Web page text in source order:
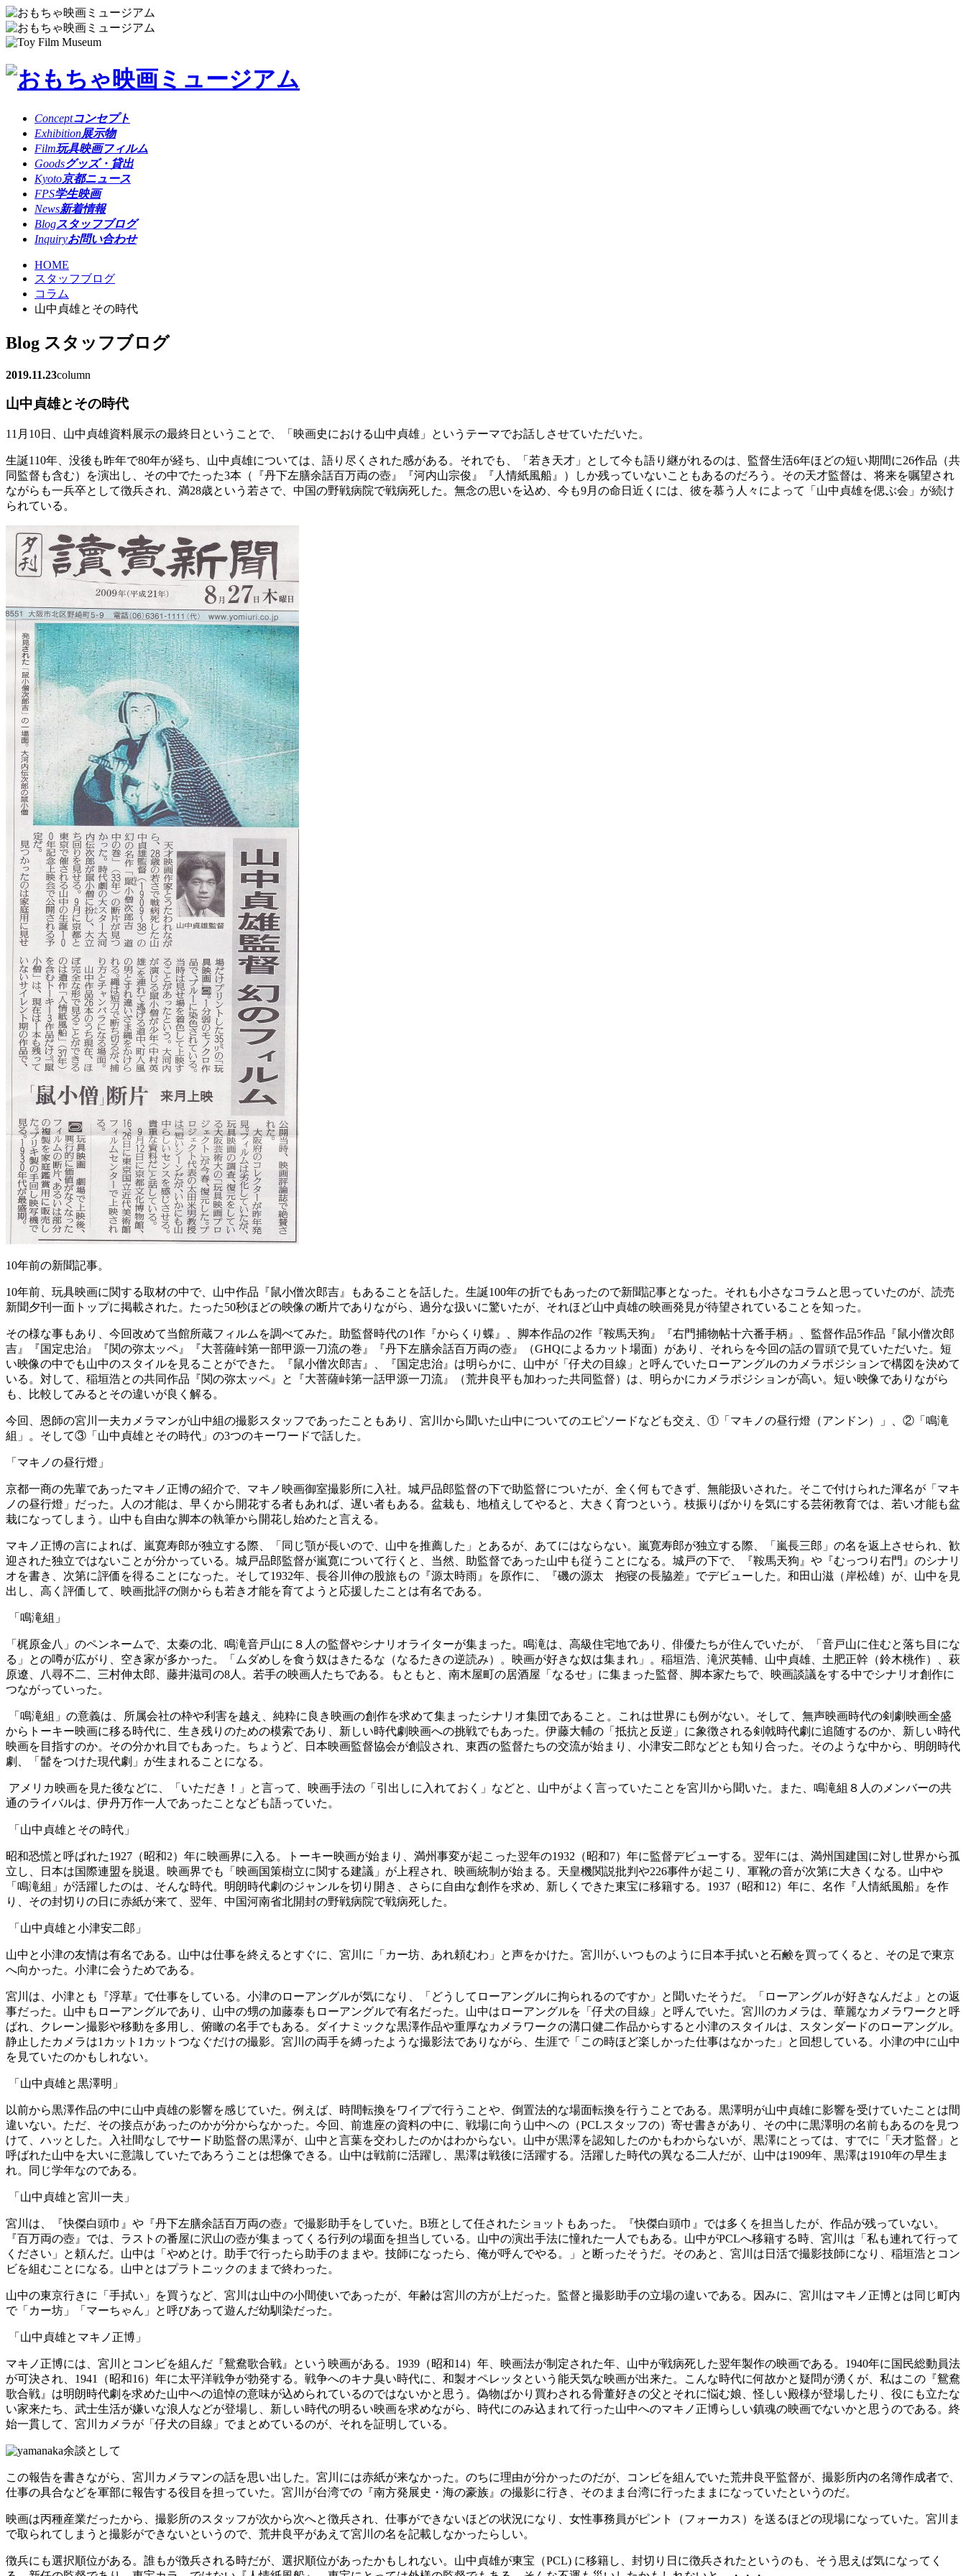
Conceptコンセプト
Exhibition展示物
Film玩具映画フィルム
Goodsグッズ・貸出
Kyoto京都ニュース
FPS学生映画
News新着情報
Blogスタッフブログ
Inquiryお問い合わせ
HOME
スタッフブログ
コラム
山中貞雄とその時代
Blog スタッフブログ
2019.11.23column
山中貞雄とその時代
11月10日、山中貞雄資料展示の最終日ということで、「映画史における山中貞雄」というテーマでお話しさせていただいた。
生誕110年、没後も昨年で80年が経ち、山中貞雄については、語り尽くされた感がある。それでも、「若き天才」として今も語り継がれるのは、監督生活6年ほどの短い期間に26作品（共
同監督も含む）を演出し、その中でたった3本（『丹下左膳余話百万両の壺』『河内山宗俊』『人情紙風船』）しか残っていないこともあるのだろう。その天才監督は、将来を嘱望され
ながらも一兵卒として徴兵され、満28歳という若さで、中国の野戦病院で戦病死した。無念の思いを込め、今も9月の命日近くには、彼を慕う人々によって「山中貞雄を偲ぶ会」が続け
られている。
10年前の新聞記事。
10年前、玩具映画に関する取材の中で、山中作品『鼠小僧次郎吉』もあることを話した。生誕100年の折でもあったので新聞記事となった。それも小さなコラムと思っていたのが、読売
新聞夕刊一面トップに掲載された。たった50秒ほどの映像の断片でありながら、過分な扱いに驚いたが、それほど山中貞雄の映画発見が待望されていることを知った。
その様な事もあり、今回改めて当館所蔵フィルムを調べてみた。助監督時代の1作『からくり蝶』、脚本作品の2作『鞍馬天狗』『右門捕物帖十六番手柄』、監督作品5作品『鼠小僧次郎
吉』『国定忠治』『関の弥太ッペ』『大菩薩峠第一部甲源一刀流の巻』『丹下左膳余話百万両の壺』（GHQによるカット場面）があり、それらを今回の話の冒頭で見ていただいた。短
い映像の中でも山中のスタイルを見ることができた。『鼠小僧次郎吉』、『国定忠治』は明らかに、山中が「仔犬の目線」と呼んでいたローアングルのカメラポジションで構図を決めて
いる。対して、稲垣浩との共同作品『関の弥太ッペ』と『大菩薩峠第一話甲源一刀流』（荒井良平も加わった共同監督）は、明らかにカメラポジションが高い。短い映像でありながら
も、比較してみるとその違いが良く解る。
今回、恩師の宮川一夫カメラマンが山中組の撮影スタッフであったこともあり、宮川から聞いた山中についてのエピソードなども交え、①「マキノの昼行燈（アンドン）」、②「鳴滝
組」。そして③「山中貞雄とその時代」の3つのキーワードで話した。
「マキノの昼行燈」
京都一商の先輩であったマキノ正博の紹介で、マキノ映画御室撮影所に入社。城戸品郎監督の下で助監督についたが、全く何もできず、無能扱いされた。そこで付けられた渾名が「マキ
ノの昼行燈」だった。人の才能は、早くから開花する者もあれば、遅い者もある。盆栽も、地植えしてやると、大きく育つという。枝振りばかりを気にする芸術教育では、若い才能も盆
栽になってしまう。山中も自由な脚本の執筆から開花し始めたと言える。
マキノ正博の言によれば、嵐寛寿郎が独立する際、「同じ顎が長いので、山中を推薦した」とあるが、あてにはならない。嵐寛寿郎が独立する際、「嵐長三郎」の名を返上させられ、歓
迎された独立ではないことが分かっている。城戸品郎監督が嵐寛について行くと、当然、助監督であった山中も従うことになる。城戸の下で、『鞍馬天狗』や『むっつり右門』のシナリ
オを書き、次第に評価を得ることになった。そして1932年、長谷川伸の股旅もの『源太時雨』を原作に、『磯の源太 抱寝の長脇差』でデビューした。和田山滋（岸松雄）が、山中を見
出し、高く評価して、映画批評の側からも若き才能を育てようと応援したことは有名である。
「鳴滝組」
「梶原金八」のペンネームで、太秦の北、鳴滝音戸山に８人の監督やシナリオライターが集まった。鳴滝は、高級住宅地であり、俳優たちが住んでいたが、「音戸山に住むと落ち目にな
る」との噂が広がり、空き家が多かった。「ムダめしを食う奴はきたるな（なるたきの逆読み）。映画が好きな奴は集まれ」。稲垣浩、滝沢英輔、山中貞雄、土肥正幹（鈴木桃作）、萩
原遼、八尋不二、三村伸太郎、藤井滋司の8人。若手の映画人たちである。もともと、南木屋町の居酒屋「なるせ」に集まった監督、脚本家たちで、映画談議をする中でシナリオ創作に
つながっていった。
「鳴滝組」の意義は、所属会社の枠や利害を越え、純粋に良き映画の創作を求めて集まったシナリオ集団であること。これは世界にも例がない。そして、無声映画時代の剣劇映画全盛
からトーキー映画に移る時代に、生き残りのための模索であり、新しい時代劇映画への挑戦でもあった。伊藤大輔の「抵抗と反逆」に象徴される剣戟時代劇に追随するのか、新しい時代
映画を目指すのか。その分かれ目でもあった。ちょうど、日本映画監督協会が創設され、東西の監督たちの交流が始まり、小津安二郎などとも知り合った。そのような中から、明朗時代
劇、「髷をつけた現代劇」が生まれることになる。
アメリカ映画を見た後などに、「いただき！」と言って、映画手法の「引出しに入れておく」などと、山中がよく言っていたことを宮川から聞いた。また、鳴滝組８人のメンバーの共
通のライバルは、伊丹万作一人であったことなども語っていた。
「山中貞雄とその時代」
昭和恐慌と呼ばれた1927（昭和2）年に映画界に入る。トーキー映画が始まり、満州事変が起こった翌年の1932（昭和7）年に監督デビューする。翌年には、満州国建国に対し世界から孤
立し、日本は国際連盟を脱退。映画界でも「映画国策樹立に関する建議」が上程され、映画統制が始まる。天皇機関説批判や226事件が起こり、軍靴の音が次第に大きくなる。山中や
「鳴滝組」が活躍したのは、そんな時代。明朗時代劇のジャンルを切り開き、さらに自由な創作を求め、新しくできた東宝に移籍する。1937（昭和12）年に、名作『人情紙風船』を作
り、その封切りの日に赤紙が来て、翌年、中国河南省北開封の野戦病院で戦病死した。
「山中貞雄と小津安二郎」
山中と小津の友情は有名である。山中は仕事を終えるとすぐに、宮川に「カー坊、あれ頼むわ」と声をかけた。宮川が､いつものように日本手拭いと石鹸を買ってくると、その足で東京
へ向かった。小津に会うためである。
宮川は、小津とも『浮草』で仕事をしている。小津のローアングルが気になり、「どうしてローアングルに拘られるのですか」と聞いたそうだ。「ローアングルが好きなんだよ」との返
事だった。山中もローアングルであり、山中の甥の加藤泰もローアングルで有名だった。山中はローアングルを「仔犬の目線」と呼んでいた。宮川のカメラは、華麗なカメラワークと呼
ばれ、クレーン撮影や移動を多用し、俯瞰の名手でもある。ダイナミックな黒澤作品や重厚なカメラワークの溝口健二作品からすると小津のスタイルは、スタンダードのローアングル。
静止したカメラは1カット1カットつなぐだけの撮影。宮川の両手を縛ったような撮影法でありながら、生涯で「この時ほど楽しかった仕事はなかった」と回想している。小津の中に山中
を見ていたのかもしれない。
「山中貞雄と黒澤明」
以前から黒澤作品の中に山中貞雄の影響を感じていた。例えば、時間転換をワイプで行うことや、倒置法的な場面転換を行うことである。黒澤明が山中貞雄に影響を受けていたことは間
違いない。ただ、その接点があったのかが分からなかった。今回、前進座の資料の中に、戦場に向う山中への（PCLスタッフの）寄せ書きがあり、その中に黒澤明の名前もあるのを見つ
けて、ハッとした。入社間なしでサード助監督の黒澤が、山中と言葉を交わしたのかはわからない。山中が黒澤を認知したのかもわからないが、黒澤にとっては、すでに「天才監督」と
呼ばれた山中を大いに意識していたであろうことは想像できる。山中は戦前に活躍し、黒澤は戦後に活躍する。活躍した時代の異なる二人だが、山中は1909年、黒澤は1910年の早生ま
れ。同じ学年なのである。
「山中貞雄と宮川一夫」
宮川は、『快傑白頭巾』や『丹下左膳余話百万両の壺』で撮影助手をしていた。B班として任されたショットもあった。『快傑白頭巾』では多くを担当したが、作品が残っていない。
『百万両の壺』では、ラストの番屋に沢山の壺が集まってくる行列の場面を担当している。山中の演出手法に憧れた一人でもある。山中がPCLへ移籍する時、宮川は「私も連れて行って
ください」と頼んだ。山中は「やめとけ。助手で行ったら助手のままや。技師になったら、俺が呼んでやる。」と断ったそうだ。そのあと、宮川は日活で撮影技師になり、稲垣浩とコン
ビを組むことになる。山中とはプラトニックのままで終わった。
山中の東京行きに「手拭い」を買うなど、宮川は山中の小間使いであったが、年齢は宮川の方が上だった。監督と撮影助手の立場の違いである。因みに、宮川はマキノ正博とは同じ町内
で「カー坊」「マーちゃん」と呼びあって遊んだ幼馴染だった。
「山中貞雄とマキノ正博」
マキノ正博には、宮川とコンビを組んだ『鴛鴦歌合戦』という映画がある。1939（昭和14）年、映画法が制定された年、山中が戦病死した翌年製作の映画である。1940年に国民総動員法
が可決され、1941（昭和16）年に太平洋戦争が勃発する。戦争へのキナ臭い時代に、和製オペレッタという能天気な映画が出来た。こんな時代に何故かと疑問が湧くが、私はこの『鴛鴦
歌合戦』は明朗時代劇を求めた山中への追悼の意味が込められているのではないかと思う。偽物ばかり買わされる骨董好きの父とそれに悩む娘、怪しい殿様が登場したり、役にも立たな
い家来たち、武士生活が嫌いな浪人などが登場し、新しい時代の明るい映画を求めながら、時代にのみ込まれて行った山中へのマキノ正博らしい鎮魂の映画でないかと思うのである。終
始一貫して、宮川カメラが「仔犬の目線」でまとめているのが、それを証明している。
余談として
この報告を書きながら、宮川カメラマンの話を思い出した。宮川には赤紙が来なかった。のちに理由が分かったのだが、コンビを組んでいた荒井良平監督が、撮影所内の名簿作成者で、
仕事の具合などを軍部に報告する役目を担っていた。宮川が台湾での『南方発展史・海の豪族』の撮影に行き、そのまま台湾に行ったままになっていたというのだ。
映画は丙種産業だったから、撮影所のスタッフが次から次へと徴兵され、仕事ができないほどの状況になり、女性事務員がピント（フォーカス）を送るほどの現場になっていた。宮川ま
で取られてしまうと撮影ができないというので、荒井良平があえて宮川の名を記載しなかったらしい。
徴兵にも選択順位がある。誰もが徴兵される時だが、選択順位があったかもしれない。山中貞雄が東宝（PCL) に移籍し、封切り日に徴兵されたというのも、そう思えば気になってく